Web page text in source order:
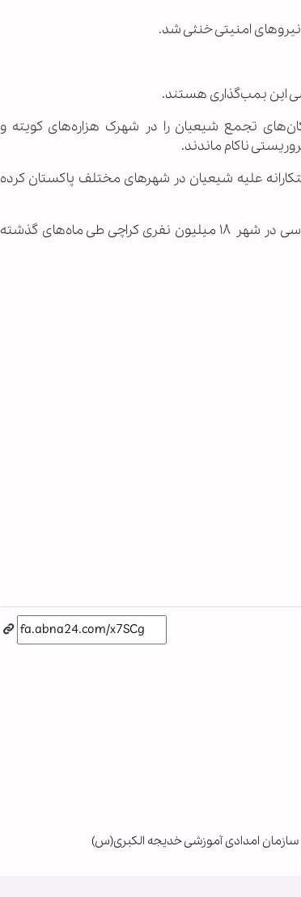
این بمب‌گذاری هستند.
تجمع شیعیان را در شهرک هزاره‌های کویته و
ناکام ماندند.
علیه شیعیان در شهرهای مختلف پاکستان کرده
انفجار بمب، افزایش خشونت‌های فرقه‌ای و قتل های هدفمند و سیاسی در شهر ۱۸ میلیون نفری کراچی طی ماه‌های گذشته
امدادی آموزشی خدیجه الکبری(س)